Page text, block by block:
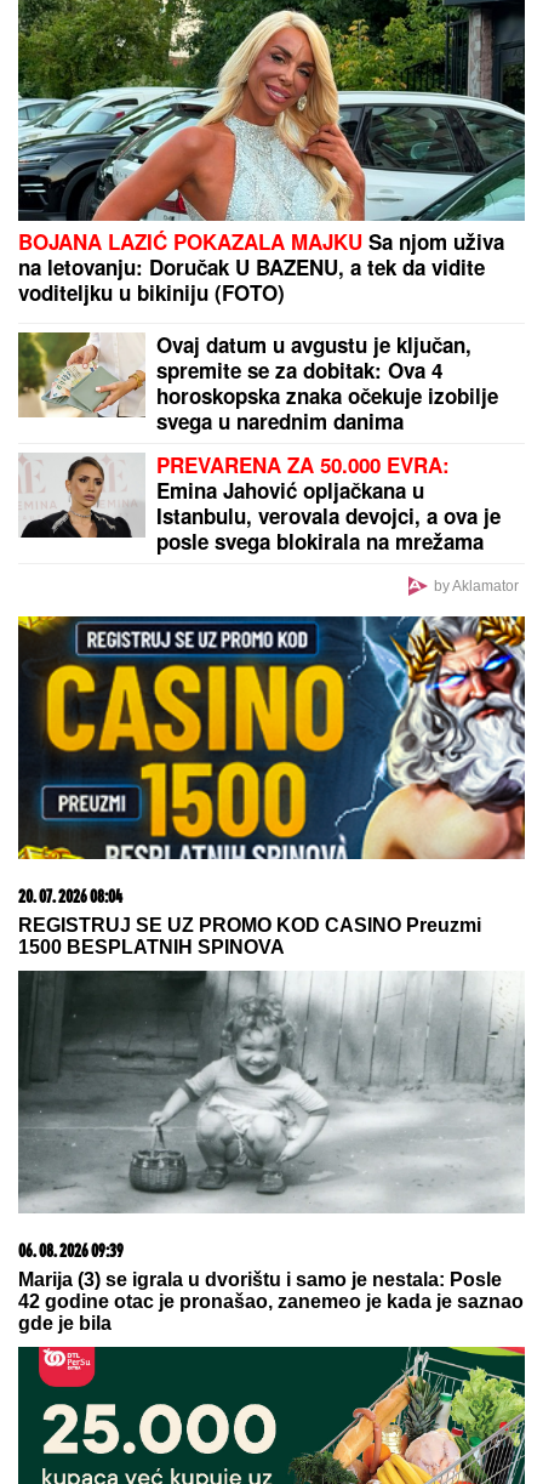
Pala odluka vredna 110 milijardi dolara: Velika
Britanija odobrila spajanje medijskih giganta
DRAMATIČNO:Mađarska donela hitnu odluku -
građanima saopštena prelomna vest
PREPORUKA ZA VAS
MNOGE OD OVIH PESAMA OBOŽAVATEOvo je 10
numera koje je Dino Merlin "ukrao" od stranih
izvođača - ostaćete u čudu kad vidite spisak
SKANDAL U ISTANBULU!
Emina
Gore